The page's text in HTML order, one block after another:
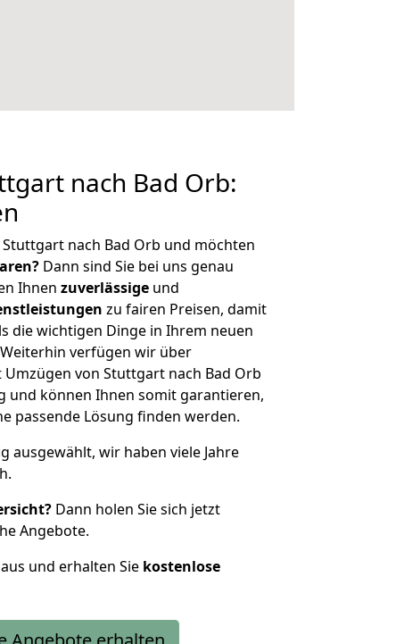
nach Bad Orb:
nach Bad Orb und möchten
Dann sind Sie bei uns genau
Ihnen zuverlässige und
zu fairen Preisen, damit
die wichtigen Dinge in Ihrem neuen
verfügen wir über
von Stuttgart nach Bad Orb
und können Ihnen somit garantieren,
passende Lösung finden werden.
ausgewählt, wir haben viele Jahre
Dann holen Sie sich jetzt
Angebote.
und erhalten Sie kostenlose